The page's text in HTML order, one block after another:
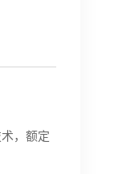
，额定